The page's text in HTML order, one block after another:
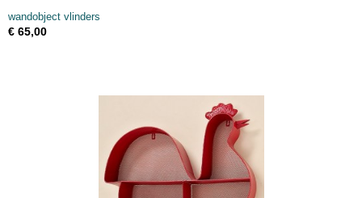
wandobject vlinders
€ 65,00